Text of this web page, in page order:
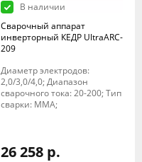
В наличии
Сварочный аппарат
инверторный КЕДР UltraARC-
209
Диаметр электродов:
2,0/3,0/4,0; Диапазон
сварочного тока: 20-200; Тип
сварки: MMA;
26 258 р.